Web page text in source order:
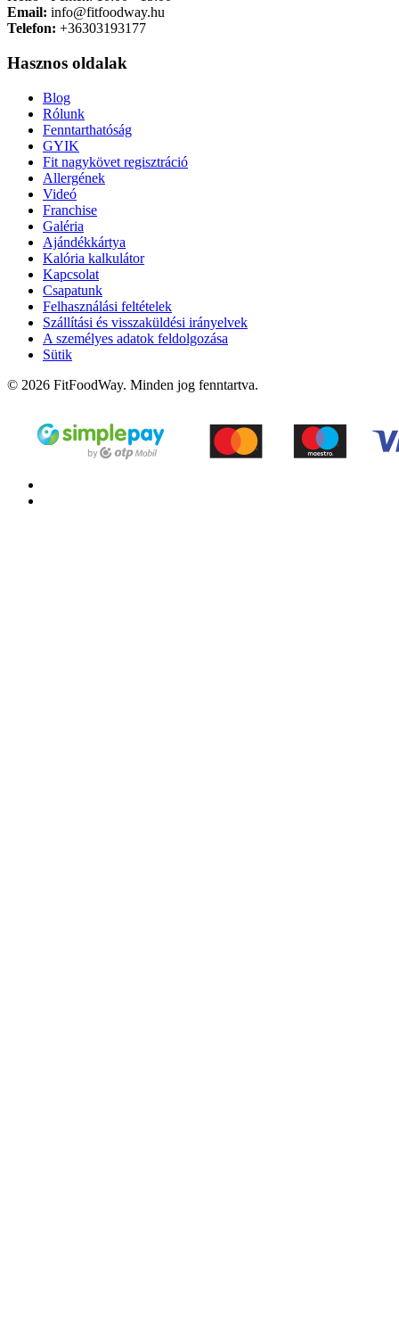
Email: info@fitfoodway.hu
Telefon: +36303193177
Hasznos oldalak
Blog
Rólunk
Fenntarthatóság
GYIK
Fit nagykövet regisztráció
Allergének
Videó
Franchise
Galéria
Ajándékkártya
Kalória kalkulátor
Kapcsolat
Csapatunk
Felhasználási feltételek
Szállítási és visszaküldési irányelvek
A személyes adatok feldolgozása
Sütik
© 2026 FitFoodWay. Minden jog fenntartva.